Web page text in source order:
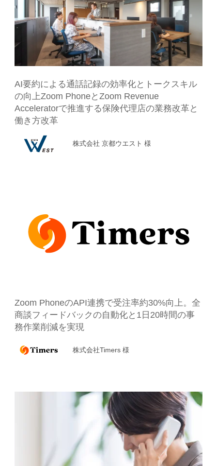
AI要約による通話記録の効率化とトークスキル
の向上Zoom PhoneとZoom Revenue
Acceleratorで推進する保険代理店の業務改革と
働き方改革
株式会社 京都ウエスト 様
Zoom PhoneのAPI連携で受注率約30%向上。 全
商談フィードバックの自動化と1日20時間の事
務作業削減を実現
株式会社Timers 様